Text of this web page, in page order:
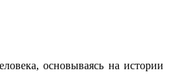
основываясь на истории